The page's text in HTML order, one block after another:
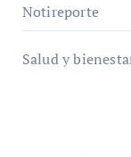
Notireporte
Salud y